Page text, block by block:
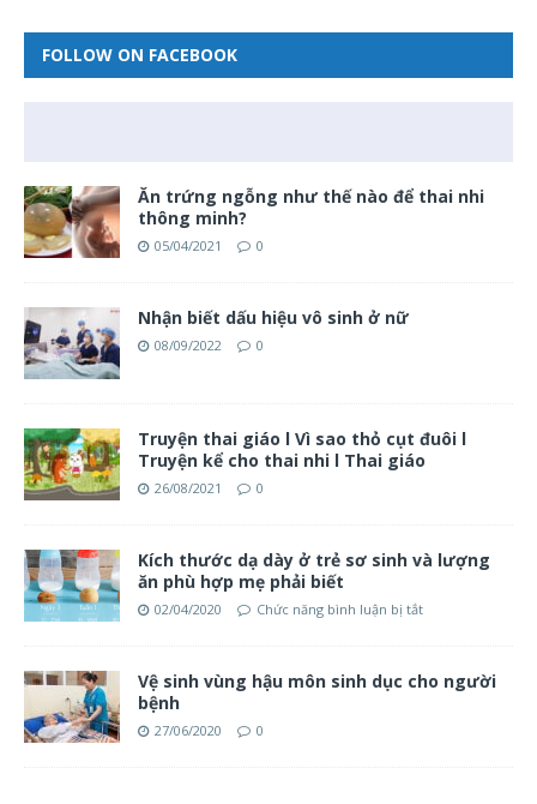
FOLLOW ON FACEBOOK
Ăn trứng ngỗng như thế nào để thai nhi
thông minh?
05/04/2021 0
Nhận biết dấu hiệu vô sinh ở nữ
08/09/2022 0
Truyện thai giáo l Vì sao thỏ cụt đuôi l
Truyện kể cho thai nhi l Thai giáo
26/08/2021 0
Kích thước dạ dày ở trẻ sơ sinh và lượng
ăn phù hợp mẹ phải biết
02/04/2020 Chức năng bình luận bị tắt
Vệ sinh vùng hậu môn sinh dục cho người
bệnh
27/06/2020 0